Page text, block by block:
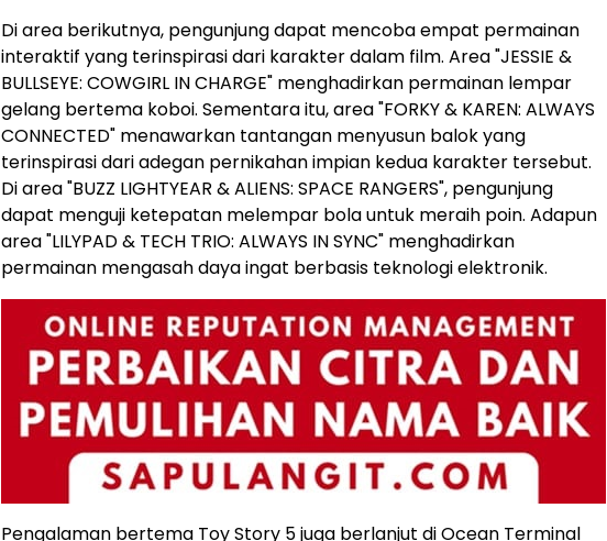
Di area berikutnya, pengunjung dapat mencoba empat permainan
interaktif yang terinspirasi dari karakter dalam film. Area "JESSIE &
BULLSEYE: COWGIRL IN CHARGE" menghadirkan permainan lempar
gelang bertema koboi. Sementara itu, area "FORKY & KAREN: ALWAYS
CONNECTED" menawarkan tantangan menyusun balok yang
terinspirasi dari adegan pernikahan impian kedua karakter tersebut.
Di area "BUZZ LIGHTYEAR & ALIENS: SPACE RANGERS", pengunjung
dapat menguji ketepatan melempar bola untuk meraih poin. Adapun
area "LILYPAD & TECH TRIO: ALWAYS IN SYNC" menghadirkan
permainan mengasah daya ingat berbasis teknologi elektronik.
Pengalaman bertema Toy Story 5 juga berlanjut di Ocean Terminal